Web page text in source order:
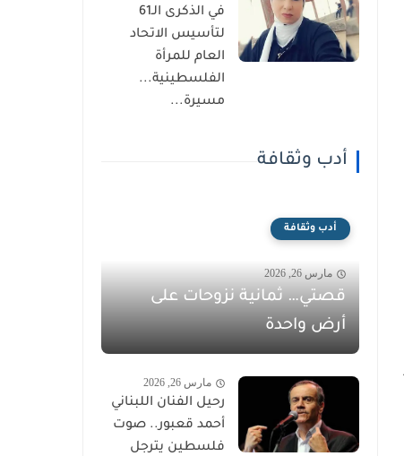
في الذكرى الـ61
لتأسيس الاتحاد
العام للمرأة
الفلسطينية...
مسيرة...
أدب وثقافة
أدب وثقافة
مارس 26, 2026
قصتي… ثمانية نزوحات على
أرض واحدة
مارس 26, 2026
رحيل الفنان اللبناني
أحمد قعبور.. صوت
فلسطين يترجل